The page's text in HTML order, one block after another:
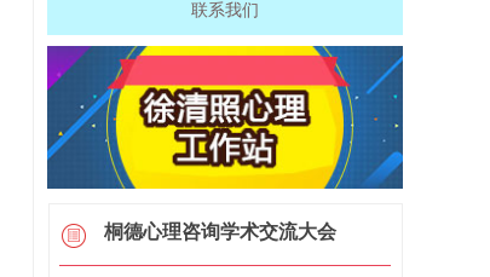
联系我们
桐德心理咨询学术交流大会